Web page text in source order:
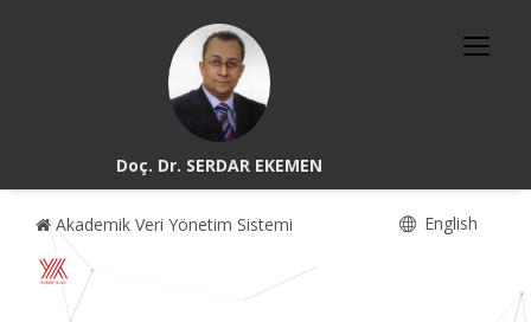
Doç. Dr. SERDAR EKEMEN
Akademik Veri Yönetim Sistemi English